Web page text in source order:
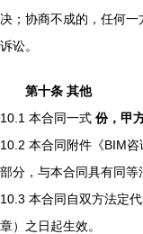
决；协商不成的，任何
诉讼。
第十条 其他
10.1 本合同一式 份，甲
10.2 本合同附件《BIM
部分，与本合同具有同等
10.3 本合同自双方法定
章）之日起生效。